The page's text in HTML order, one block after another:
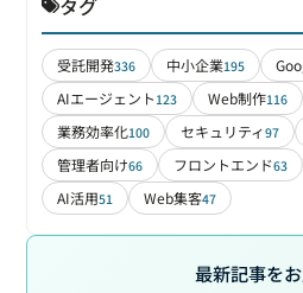
タグ
受託開発336 中小企業195
AIエージェント 123 Web制作116
業務効率化100 セキュリティ97
管理者向け66 フロントエンド63
AI活用51 Web集客47
最新記事を